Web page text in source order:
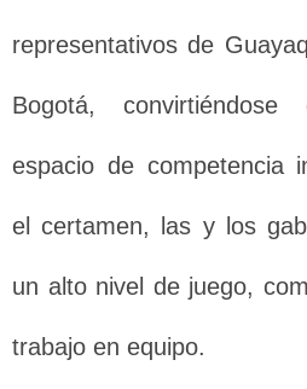
representativos de
Bogotá,
espacio de competencia
el certamen, las y los
un alto nivel de juego,
trabajo en equipo.